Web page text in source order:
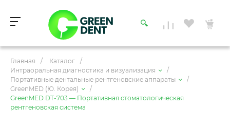
Главная / Каталог
/
Интраоральная диагностика и визуализация
/
Портативные дентальные рентгеновские аппараты
/
GreenMED (Ю. Корея)
/
GreenMED DT-703 — Портативная стоматологическая
рентгеновская система